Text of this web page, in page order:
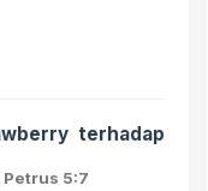
terhadap
5:7